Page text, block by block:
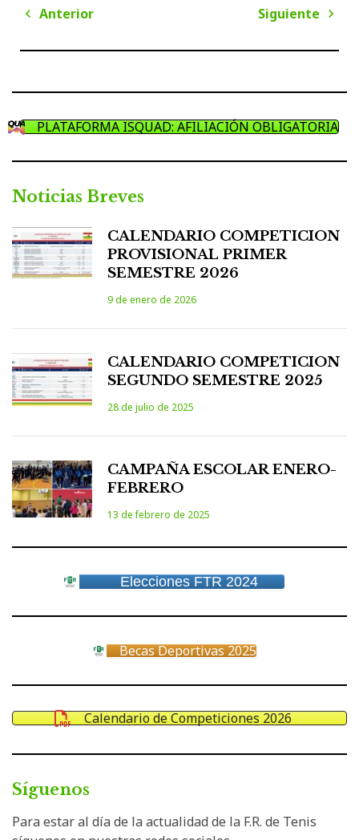
Navegación
entradas
Anterior
Siguiente
PLATAFORMA ISQUAD: AFILIACIÓN OBLIGATORIA
Noticias Breves
CALENDARIO COMPETICION
PROVISIONAL PRIMER
SEMESTRE 2026
9 de enero de 2026
CALENDARIO COMPETICION
SEGUNDO SEMESTRE 2025
28 de julio de 2025
CAMPAÑA ESCOLAR ENERO-
FEBRERO
13 de febrero de 2025
Elecciones FTR 2024
Becas Deportivas 2025
Calendario de Competiciones 2026
Síguenos
Para estar al día de la actualidad de la F.R. de Tenis